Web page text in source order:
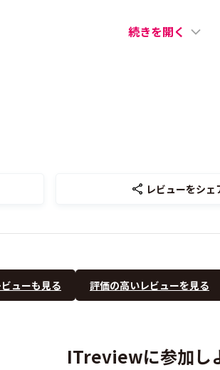
続きを開く
レビューをシェ
ューも見る 評価の高いレビューを見る
ITreviewに参加し